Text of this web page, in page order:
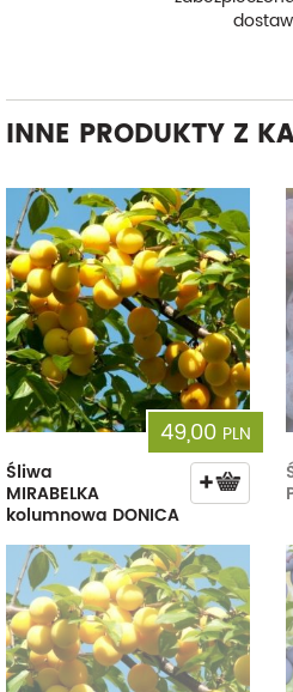
INNE PRODUKTY Z
49,00 PLN
Śliwa
MIRABELKA
kolumnowa DONICA